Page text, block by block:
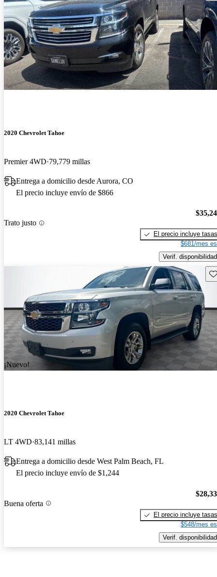
2020 Chevrolet Tahoe
Premier 4WD 79,779 millas
Entrega a domicilio desde Aurora, CO
El precio incluye envío de $866
Trato justo
El precio incluye tasas
$681/mes
Verif. disponibilidad
¡Nuevo!
2020 Chevrolet Tahoe
LT 4WD 83,141 millas
Entrega a domicilio desde West Palm Beach, FL
El precio incluye envío de $1,244
Buena oferta
El precio incluye tasas
$548/mes
Verif. disponibilidad